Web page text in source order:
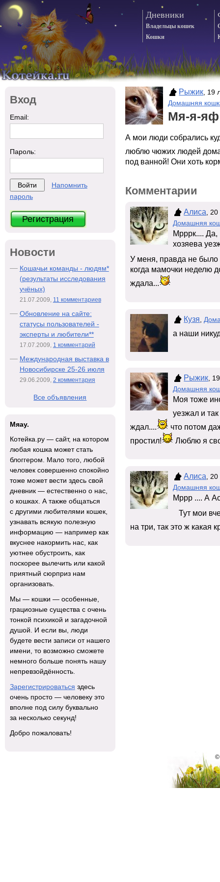
Дневники
Владельцы кошек
Кошки
Рыжик , 19
Домашняя
Мя-я-
А мои люди собрались
люблю чюжих людей
под ванной! Они хоть
Комментарии
Алиса ,
Домашняя
Мрррк.... Да,
хозяева
У меня, правда не было
когда мамочки неделю
ждала...
Кузя
а наши
Рыжик ,
Домашняя
Моя тоже
уезжал и
ждал....
что потом
простил!
Люблю я
Алиса, 20
Домашняя
Мррр .... А
Тут мои
на три, так это ж какая
Вход
Email:
Пароль:
Напомнить
пароль
Регистрация
Новости
Кошачьи команды - людям*
(результаты исследования
учёных)
21.07.2009, 11 комментариев
Обновление на сайте:
статусы пользователей -
эксперты и любители**
17.07.2009, 1 комментарий
Международная выставка в
Новосибирске 25-26 июля
29.06.2009, 2 комментария
Все объявления
Мяау.
Котейка.ру — сайт, на котором
любая кошка может стать
блоггером. Мало того, любой
человек совершенно спокойно
тоже может вести здесь свой
дневник — естественно о нас,
о кошках. А также общаться
с другими любителями кошек,
узнавать всякую полезную
информацию — например как
вкуснее накормить нас, как
уютнее обустроить, как
поскорее вылечить или какой
приятный сюрприз нам
организовать.
Мы — кошки — особенные,
грациозные существа с очень
тонкой психикой и загадочной
душой. И если вы, люди
будете вести записи от нашего
имени, то возможно сможете
немного больше понять нашу
непревзойдённость.
Зарегистрироваться здесь
очень просто — человеку это
вполне под силу буквально
за несколько секунд!
Добро пожаловать!
©